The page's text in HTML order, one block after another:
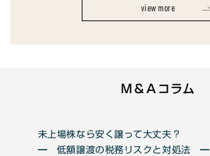
view more
Ｍ＆Ａコラム
未上場株なら安く譲って大丈夫？
━ 低額譲渡の税務リスクと対処法 ━